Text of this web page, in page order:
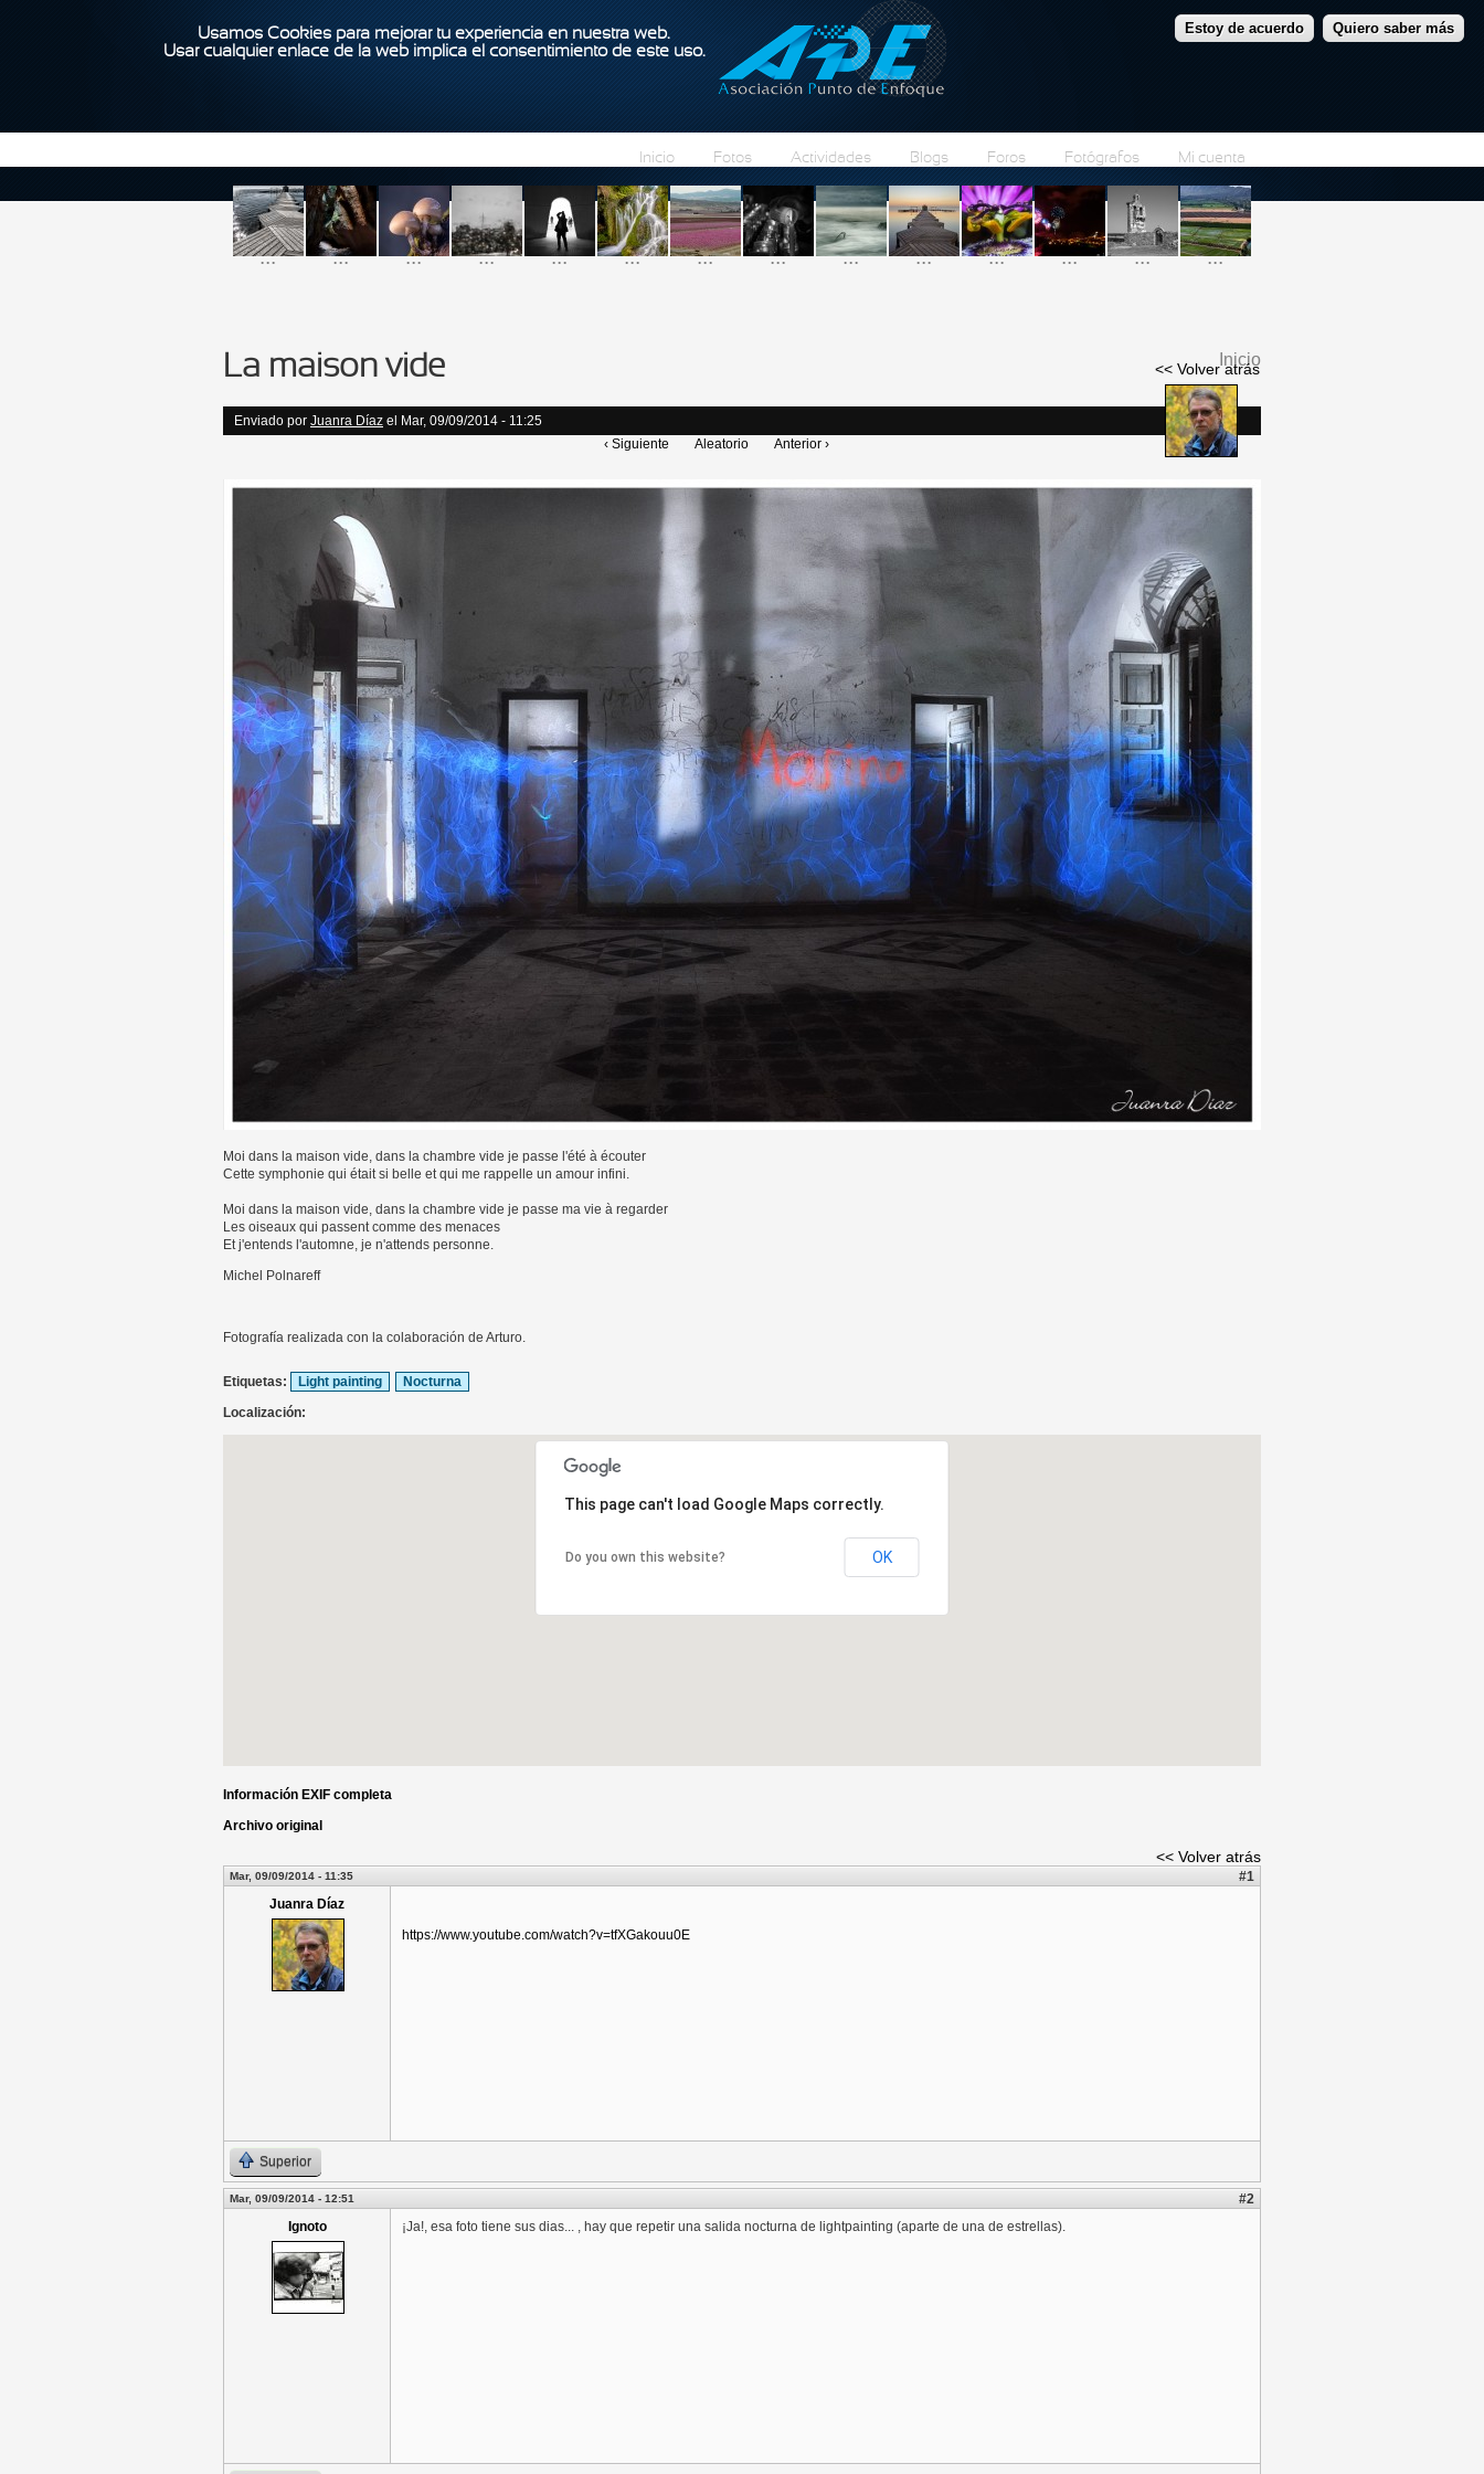
Usamos Cookies para mejorar tu experiencia en nuestra web.
Usar cualquier enlace de la web implica el consentimiento de este uso.
Estoy de acuerdo Quiero saber más
Pasar al contenido principal
Inicio Fotos Actividades Blogs Foros Fotógrafos Mi cuenta
... ... ... ... ... ... ... ... ... ... ... ... ... ...
Se encuentra usted
aquí
Inicio
La maison vide << Volver atrás
Enviado por Juanra Díaz el Mar, 09/09/2014 - 11:25
‹ Siguiente
Aleatorio Anterior ›
Moi dans la maison vide, dans la chambre vide je passe l'été à écouter
Cette symphonie qui était si belle et qui me rappelle un amour infini.
Moi dans la maison vide, dans la chambre vide je passe ma vie à regarder
Les oiseaux qui passent comme des menaces
Et j'entends l'automne, je n'attends personne.
Michel Polnareff
Fotografía realizada con la colaboración de Arturo.
Etiquetas: Light painting
Nocturna
Localización:
This page can't load Google Maps correctly.
Do you own this website? OK
Información EXIF completa
Archivo original
<< Volver atrás
Mar, 09/09/2014 - 11:35
#1
Juanra Díaz
https://www.youtube.com/watch?v=tfXGakouu0E
Superior
Mar, 09/09/2014 - 12:51
#2
Ignoto
¡Ja!, esa foto tiene sus dias... , hay que repetir una salida nocturna de lightpainting (aparte de una de estrellas).